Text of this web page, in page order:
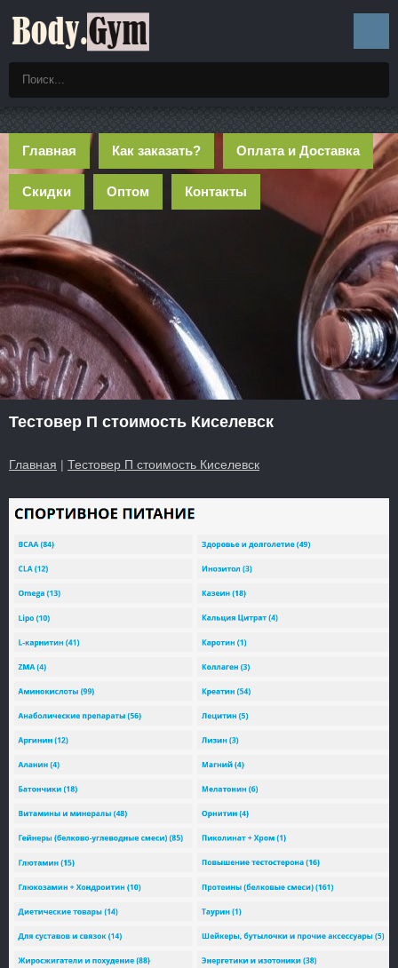
Главная Как заказать? Оплата и Доставка
Скидки Оптом Контакты
Тестовер П стоимость Киселевск
Главная | Тестовер П стоимость Киселевск